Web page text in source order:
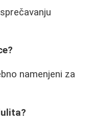
namenjeni za